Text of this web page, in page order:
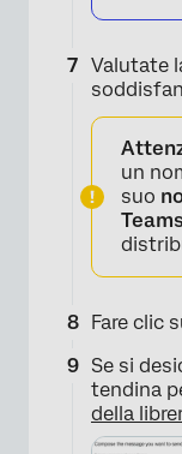
Valutate
un
suo
Teams
Fare clic
Se si
tendina
della